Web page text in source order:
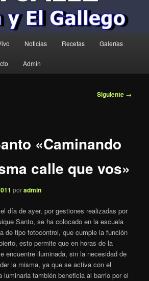
Noticias Recetas Galerías
Admin
Siguiente →
«Caminando
calle que vos»
poradmin
día de ayer, por gestiones realizadas por
Santo, se ha colocado en la escuela
de tipo fotocontrol, que cumple la función
esto permite que en horas de la
encuentre iluminada, sin la necesidad de
la misma, ya que se activa con el
también beneficia al barrio por el